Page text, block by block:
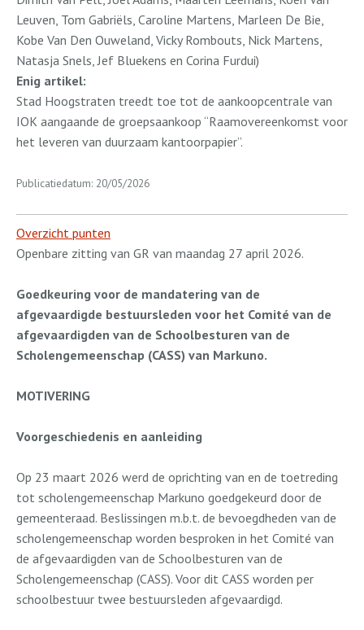
Leuven, Tom Gabriëls, Caroline Martens, Marleen De Bie,
Kobe Van Den Ouweland, Vicky Rombouts, Nick Martens,
Natasja Snels, Jef Bluekens en Corina Furdui)
Enig artikel:
Stad Hoogstraten treedt toe tot de aankoopcentrale van
IOK aangaande de groepsaankoop “Raamovereenkomst voor
het leveren van duurzaam kantoorpapier”.
Publicatiedatum: 20/05/2026
Overzicht punten
Openbare zitting van GR van maandag 27 april 2026.
Goedkeuring voor de mandatering van de
afgevaardigde bestuursleden voor het Comité van de
afgevaardigden van de Schoolbesturen van de
Scholengemeenschap (CASS) van Markuno.
MOTIVERING
Voorgeschiedenis en aanleiding
Op 23 maart 2026 werd de oprichting van en de toetreding
tot scholengemeenschap Markuno goedgekeurd door de
gemeenteraad. Beslissingen m.b.t. de bevoegdheden van de
scholengemeenschap worden besproken in het Comité van
de afgevaardigden van de Schoolbesturen van de
Scholengemeenschap (CASS). Voor dit CASS worden per
schoolbestuur twee bestuursleden afgevaardigd.